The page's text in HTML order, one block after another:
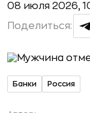
08 июля 2026,
Поделиться:
Банки Россия